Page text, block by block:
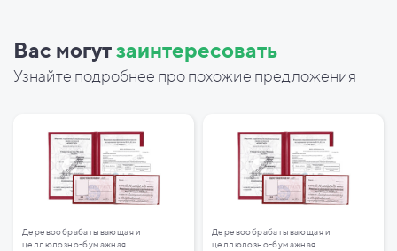
Вас могутзаинтересовать
Узнайте подробнее про похожие предложения
Деревообрабатывающая и
целлюлозно-бумажная
Деревообрабатывающая и
целлюлозно-бумажная